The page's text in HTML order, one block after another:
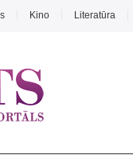
Kino Literatūra